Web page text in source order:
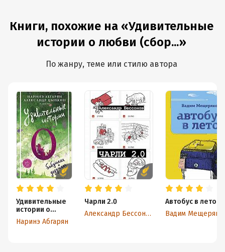
Книги, похожие на «Удивительные
истории о любви (сбор...»
По жанру, теме или стилю автора
Удивительные
истории о
бабушках и
дедушках
Наринэ Абгарян
Чарли 2.0
Александр Бессонов
Автобус в лето
Вадим